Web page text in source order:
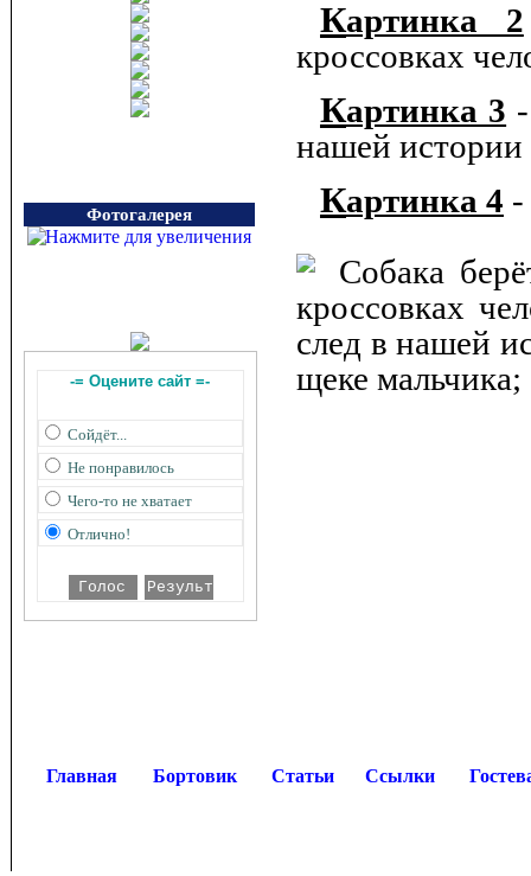
Фотогалерея
-= Оцените сайт =-
Сойдёт...
Не понравилось
Чего-то не хватает
Отлично!
Картинка 2
кроссовках
Картинка 3
нашей истории
Картинка 4 -
Главная Бортовик Статьи Ссылки